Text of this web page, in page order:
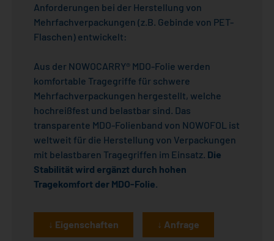
Anforderungen bei der Herstellung von
Mehrfachverpackungen (z.B. Gebinde von PET-
Flaschen) entwickelt:
Aus der NOWOCARRY® MDO-Folie werden
komfortable Tragegriffe für schwere
Mehrfachverpackungen hergestellt, welche
hochreißfest und belastbar sind. Das
transparente MDO-Folienband von NOWOFOL ist
weltweit für die Herstellung von Verpackungen
mit belastbaren Tragegriffen im Einsatz. Die
Stabilität wird ergänzt durch hohen
Tragekomfort der MDO-Folie.
↓ Eigenschaften ↓ Anfrage